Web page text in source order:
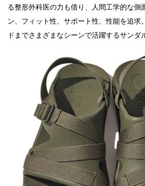
062 Topo Designs（トポデザイ
061 BURLAP OUTFITTER（バ
ッター）
059 BAMBOO SHOOTS（バン
058 Carhartt WIP（カーハート
057 MOUTAINSMITH（マウン
056 sasta（サスタ）
055 WOODS（ウッズ）
054 KAVU（カブー）
053 AIGLE（エーグル）
052 FILSON（フィルソン）
る整形外科医の力も借り、人間工学的な側
ン、フィット性、サポート性、性能を追求
ドまでさまざまなシーンで活躍するサンダ